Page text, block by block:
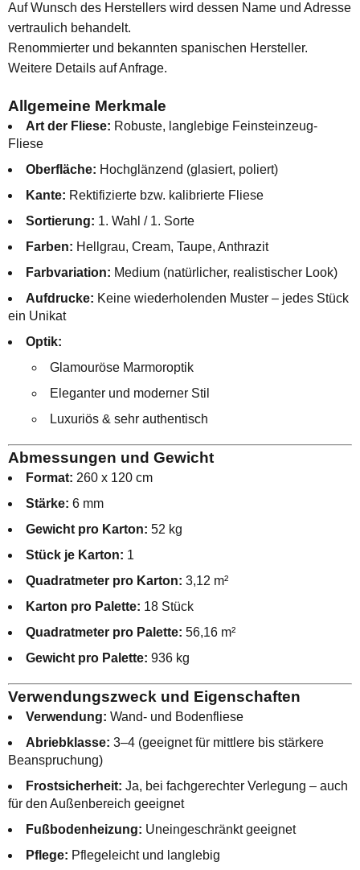
Auf Wunsch des Herstellers wird dessen Name und Adresse
vertraulich behandelt.
Renommierter und bekannten spanischen Hersteller.
Weitere Details auf Anfrage.
Allgemeine Merkmale
Art der Fliese: Robuste, langlebige Feinsteinzeug-
Fliese
Oberfläche: Hochglänzend (glasiert, poliert)
Kante: Rektifizierte bzw. kalibrierte Fliese
Sortierung: 1. Wahl / 1. Sorte
Farben: Hellgrau, Cream, Taupe, Anthrazit
Farbvariation: Medium (natürlicher, realistischer Look)
Aufdrucke: Keine wiederholenden Muster – jedes Stück
ein Unikat
Optik:
Glamouröse Marmoroptik
Eleganter und moderner Stil
Luxuriös & sehr authentisch
Abmessungen und Gewicht
Format: 260 x 120 cm
Stärke: 6 mm
Gewicht pro Karton: 52 kg
Stück je Karton: 1
Quadratmeter pro Karton: 3,12 m²
Karton pro Palette: 18 Stück
Quadratmeter pro Palette: 56,16 m²
Gewicht pro Palette: 936 kg
Verwendungszweck und Eigenschaften
Verwendung: Wand- und Bodenfliese
Abriebklasse: 3–4 (geeignet für mittlere bis stärkere
Beanspruchung)
Frostsicherheit: Ja, bei fachgerechter Verlegung – auch
für den Außenbereich geeignet
Fußbodenheizung: Uneingeschränkt geeignet
Pflege: Pflegeleicht und langlebig